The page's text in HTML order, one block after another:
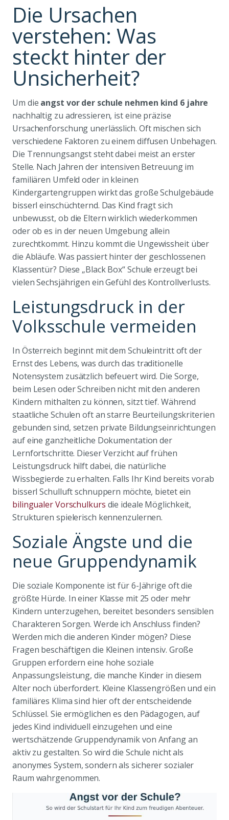
Die Ursachen
verstehen: Was
steckt hinter der
Unsicherheit?
Um die angst vor der schule nehmen kind 6 jahre
nachhaltig zu adressieren, ist eine präzise
Ursachenforschung unerlässlich. Oft mischen sich
verschiedene Faktoren zu einem diffusen Unbehagen.
Die Trennungsangst steht dabei meist an erster
Stelle. Nach Jahren der intensiven Betreuung im
familiären Umfeld oder in kleinen
Kindergartengruppen wirkt das große Schulgebäude
bisserl einschüchternd. Das Kind fragt sich
unbewusst, ob die Eltern wirklich wiederkommen
oder ob es in der neuen Umgebung allein
zurechtkommt. Hinzu kommt die Ungewissheit über
die Abläufe. Was passiert hinter der geschlossenen
Klassentür? Diese „Black Box“ Schule erzeugt bei
vielen Sechsjährigen ein Gefühl des Kontrollverlusts.
Leistungsdruck in der
Volksschule vermeiden
In Österreich beginnt mit dem Schuleintritt oft der
Ernst des Lebens, was durch das traditionelle
Notensystem zusätzlich befeuert wird. Die Sorge,
beim Lesen oder Schreiben nicht mit den anderen
Kindern mithalten zu können, sitzt tief. Während
staatliche Schulen oft an starre Beurteilungskriterien
gebunden sind, setzen private Bildungseinrichtungen
auf eine ganzheitliche Dokumentation der
Lernfortschritte. Dieser Verzicht auf frühen
Leistungsdruck hilft dabei, die natürliche
Wissbegierde zu erhalten. Falls Ihr Kind bereits vorab
bisserl Schulluft schnuppern möchte, bietet ein
bilingualer Vorschulkurs die ideale Möglichkeit,
Strukturen spielerisch kennenzulernen.
Soziale Ängste und die
neue Gruppendynamik
Die soziale Komponente ist für 6-Jährige oft die
größte Hürde. In einer Klasse mit 25 oder mehr
Kindern unterzugehen, bereitet besonders sensiblen
Charakteren Sorgen. Werde ich Anschluss finden?
Werden mich die anderen Kinder mögen? Diese
Fragen beschäftigen die Kleinen intensiv. Große
Gruppen erfordern eine hohe soziale
Anpassungsleistung, die manche Kinder in diesem
Alter noch überfordert. Kleine Klassengrößen und ein
familiäres Klima sind hier oft der entscheidende
Schlüssel. Sie ermöglichen es den Pädagogen, auf
jedes Kind individuell einzugehen und eine
wertschätzende Gruppendynamik von Anfang an
aktiv zu gestalten. So wird die Schule nicht als
anonymes System, sondern als sicherer sozialer
Raum wahrgenommen.